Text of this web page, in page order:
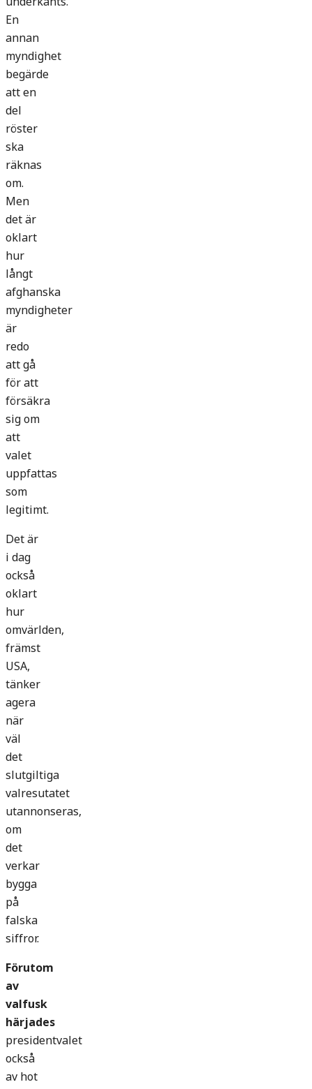
En
annan
myndighet
begärde
att en
del
röster
ska
räknas
om.
Men
det är
oklart
hur
långt
afghanska
myndigheter
är
redo
att gå
för att
försäkra
sig om
att
valet
uppfattas
som
legitimt.
Det är
i dag
också
oklart
hur
omvärlden,
främst
USA,
tänker
agera
när
väl
det
slutgiltiga
valresutatet
utannonseras,
om
det
verkar
bygga
på
falska
siffror.
Förutom
av
valfusk
härjades
presidentvalet
också
av hot